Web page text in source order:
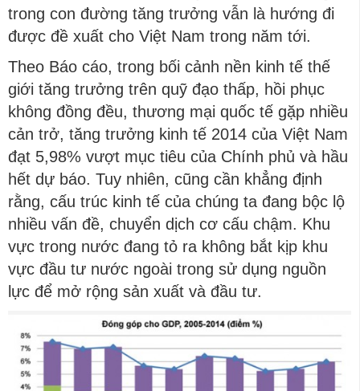
trong con đường tăng trưởng vẫn là hướng đi
được đề xuất cho Việt Nam trong năm tới.
Theo Báo cáo, trong bối cảnh nền kinh tế thế
giới tăng trưởng trên quỹ đạo thấp, hồi phục
không đồng đều, thương mại quốc tế gặp nhiều
cản trở, tăng trưởng kinh tế 2014 của Việt Nam
đạt 5,98% vượt mục tiêu của Chính phủ và hầu
hết dự báo. Tuy nhiên, cũng cần khẳng định
rằng, cấu trúc kinh tế của chúng ta đang bộc lộ
nhiều vấn đề, chuyển dịch cơ cấu chậm. Khu
vực trong nước đang tỏ ra không bắt kịp khu
vực đầu tư nước ngoài trong sử dụng nguồn
lực để mở rộng sản xuất và đầu tư.